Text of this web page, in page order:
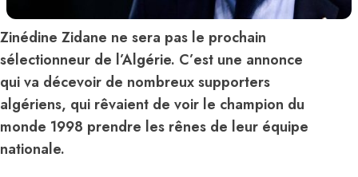
Zinédine Zidane ne sera pas le prochain
sélectionneur de l’Algérie. C’est une annonce
qui va décevoir de nombreux supporters
algériens, qui rêvaient de voir le champion du
monde 1998 prendre les rênes de leur équipe
nationale.